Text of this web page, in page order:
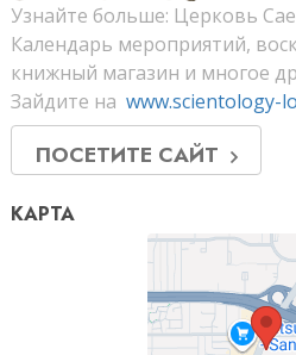
Узнайте больше: Церковь
Календарь мероприятий,
книжный магазин и многое
Зайдите на www.scientology-
ПОСЕТИТЕ САЙТ
КАРТА